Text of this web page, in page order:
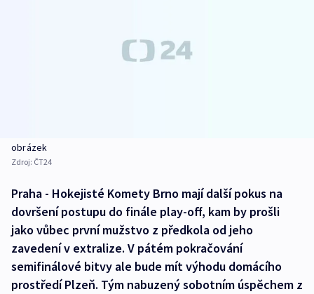
obrázek
Zdroj: ČT24
Praha - Hokejisté Komety Brno mají další pokus na
dovršení postupu do finále play-off, kam by prošli
jako vůbec první mužstvo z předkola od jeho
zavedení v extralize. V pátém pokračování
semifinálové bitvy ale bude mít výhodu domácího
prostředí Plzeň. Tým nabuzený sobotním úspěchem z